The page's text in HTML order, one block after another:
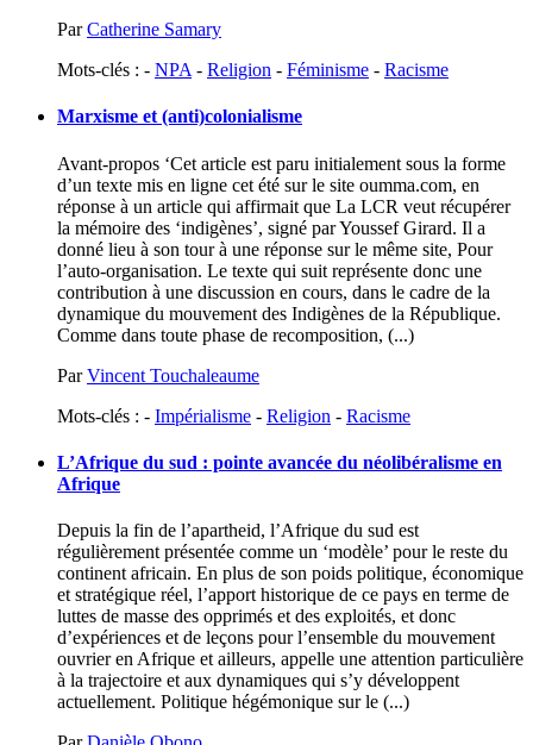
ParCatherine Samary
Mots-clés : - NPA - Religion - Féminisme - Racisme
Marxisme et (anti)colonialisme
Avant-propos ‘Cet article est paru initialement sous la forme
d’un texte mis en ligne cet été sur le site oumma.com, en
réponse à un article qui affirmait que La LCR veut récupérer
la mémoire des ‘indigènes’, signé par Youssef Girard. Il a
donné lieu à son tour à une réponse sur le même site, Pour
l’auto-organisation. Le texte qui suit représente donc une
contribution à une discussion en cours, dans le cadre de la
dynamique du mouvement des Indigènes de la République.
Comme dans toute phase de recomposition, (...)
ParVincent Touchaleaume
Mots-clés : - Impérialisme - Religion - Racisme
L’Afrique du sud : pointe avancée du néolibéralisme en
Afrique
Depuis la fin de l’apartheid, l’Afrique du sud est
régulièrement présentée comme un ‘modèle’ pour le reste du
continent africain. En plus de son poids politique, économique
et stratégique réel, l’apport historique de ce pays en terme de
luttes de masse des opprimés et des exploités, et donc
d’expériences et de leçons pour l’ensemble du mouvement
ouvrier en Afrique et ailleurs, appelle une attention particulière
à la trajectoire et aux dynamiques qui s’y développent
actuellement. Politique hégémonique sur le (...)